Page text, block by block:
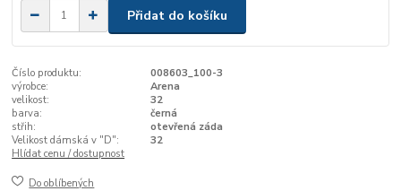
Přidat do košíku
Číslo produktu:
008603_100-3
výrobce:
Arena
velikost:
32
barva:
černá
střih:
otevřená záda
Velikost dámská v "D":
32
Hlídat cenu / dostupnost
Do oblíbených